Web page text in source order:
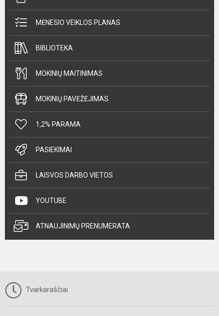
MĖNESIO VEIKLOS PLANAS
BIBLIOTEKA
MOKINIŲ MAITINIMAS
MOKINIŲ PAVĖŽĖJIMAS
1,2% PARAMA
PASIEKIMAI
LAISVOS DARBO VIETOS
YOUTUBE
ATNAUJINIMŲ PRENUMERATA
Tvarkaraščiai